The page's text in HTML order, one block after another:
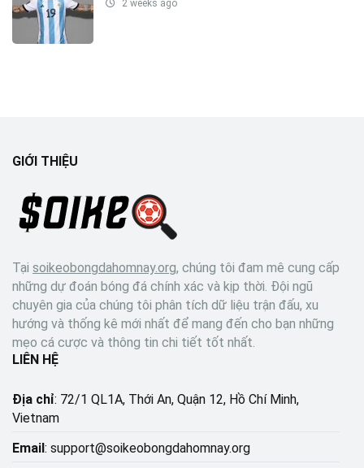
2 weeks ago
GIỚI THIỆU
Tại soikeobongdahomnay.org, chúng tôi đam mê cung cấp
những dự đoán bóng đá chính xác và kịp thời. Đội ngũ
chuyên gia của chúng tôi phân tích dữ liệu trận đấu, xu
hướng và thống kê mới nhất để mang đến cho bạn những
mẹo cá cược và thông tin chi tiết tốt nhất.
LIÊN HỆ
Địa chỉ: 72/1 QL1A, Thới An, Quận 12, Hồ Chí Minh,
Vietnam
Email: support@soikeobongdahomnay.org